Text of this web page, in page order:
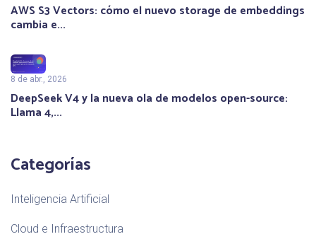
AWS S3 Vectors: cómo el nuevo storage de embeddings
cambia e...
8 de abr., 2026
DeepSeek V4 y la nueva ola de modelos open-source:
Llama 4,...
Categorías
Inteligencia Artificial
Cloud e Infraestructura